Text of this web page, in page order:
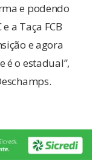
e podendo
a Taça FCB
e agora
é o estadual”,